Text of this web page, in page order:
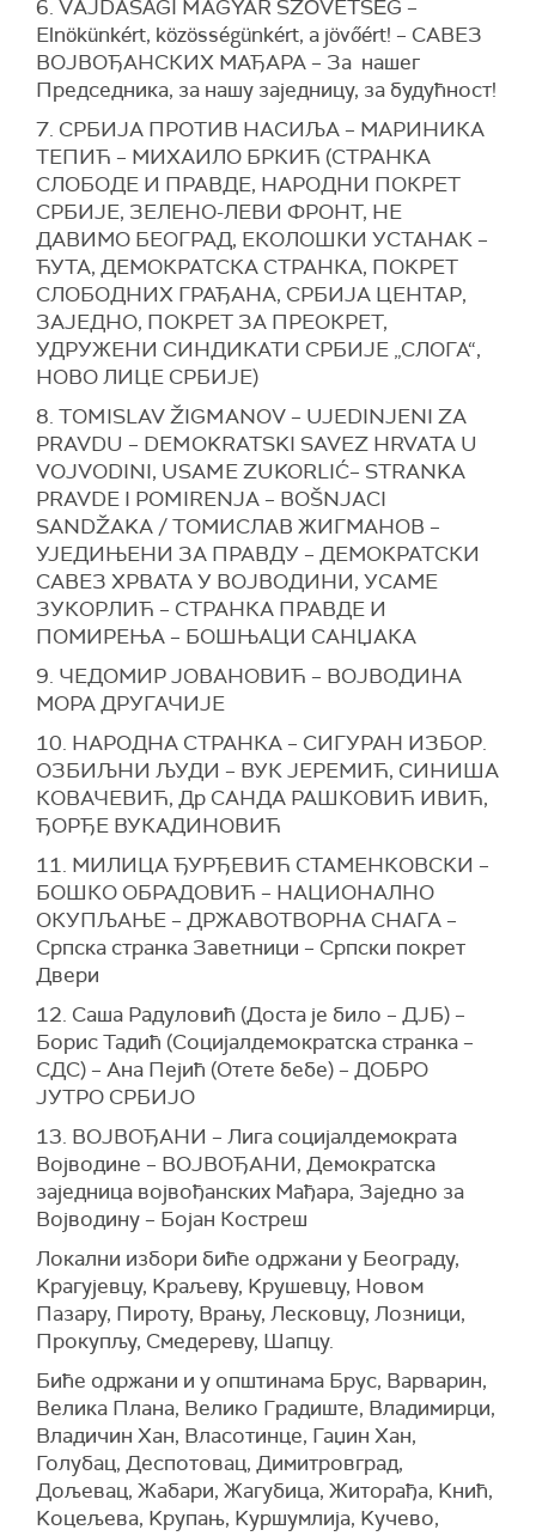
6. VАJDASÁGI MAGYAR SZÖVETSÉG –
Elnökünkért, közösségünkért, a jövőért! – САВЕЗ
ВОЈВОЂАНСКИХ МАЂАРА – За нашег
Председника, за нашу заједницу, за будућност!
7. СРБИЈА ПРОТИВ НАСИЉА – МАРИНИКА
ТЕПИЋ – МИХАИЛО БРКИЋ (СТРАНКА
СЛОБОДЕ И ПРАВДЕ, НАРОДНИ ПОКРЕТ
СРБИЈЕ, ЗЕЛЕНО-ЛЕВИ ФРОНТ, НЕ
ДАВИМО БЕОГРАД, ЕКОЛОШКИ УСТАНАК –
ЋУТА, ДЕМОКРАТСКА СТРАНКА, ПОКРЕТ
СЛОБОДНИХ ГРАЂАНА, СРБИЈА ЦЕНТАР,
ЗАЈЕДНО, ПОКРЕТ ЗА ПРЕОКРЕТ,
УДРУЖЕНИ СИНДИКАТИ СРБИЈЕ „СЛОГА“,
НОВО ЛИЦЕ СРБИЈЕ)
8. TOMISLAV ŽIGMANOV – UJEDINJENI ZA
PRAVDU – DEMOKRATSKI SAVEZ HRVATA U
VOJVODINI, USAME ZUKORLIĆ– STRANKA
PRAVDE I POMIRENJA – BOŠNJACI
SANDŽAKA / ТОМИСЛАВ ЖИГМАНОВ –
УЈЕДИЊЕНИ ЗА ПРАВДУ – ДЕМОКРАТСКИ
САВЕЗ ХРВАТА У ВОЈВОДИНИ, УСАМЕ
ЗУКОРЛИЋ – СТРАНКА ПРАВДЕ И
ПОМИРЕЊА – БОШЊАЦИ САНЏАКА
9. ЧЕДОМИР ЈОВАНОВИЋ – ВОЈВОДИНА
МОРА ДРУГАЧИЈЕ
10. НАРОДНА СТРАНКА – СИГУРАН ИЗБОР.
ОЗБИЉНИ ЉУДИ – ВУК ЈЕРЕМИЋ, СИНИША
КОВАЧЕВИЋ, Др САНДА РАШКОВИЋ ИВИЋ,
ЂОРЂЕ ВУКАДИНОВИЋ
11. МИЛИЦА ЂУРЂЕВИЋ СТАМЕНКОВСКИ –
БОШКО ОБРАДОВИЋ – НАЦИОНАЛНО
ОКУПЉАЊЕ – ДРЖАВОТВОРНА СНАГА –
Српска странка Заветници – Српски покрет
Двери
12. Саша Радуловић (Доста је било – ДЈБ) –
Борис Тадић (Социјалдемократска странка –
СДС) – Ана Пејић (Отете бебе) – ДОБРО
ЈУТРО СРБИЈО
13. ВОЈВОЂАНИ – Лига социјалдемократа
Војводине – ВОЈВОЂАНИ, Демократска
заједница војвођанских Мађара, Заједно за
Војводину – Бојан Костреш
Локални избори биће одржани у Београду,
Kрагујевцу, Kраљеву, Kрушевцу, Новом
Пазару, Пироту, Врању, Лесковцу, Лозници,
Прокупљу, Смедереву, Шапцу.
Биће одржани и у општинама Брус, Варварин,
Велика Плана, Велико Градиште, Владимирци,
Владичин Хан, Власотинце, Гаџин Хан,
Голубац, Деспотовац, Димитровград,
Дољевац, Жабари, Жагубица, Житорађа, Kнић,
Kоцељева, Kрупањ, Kуршумлија, Kучево,